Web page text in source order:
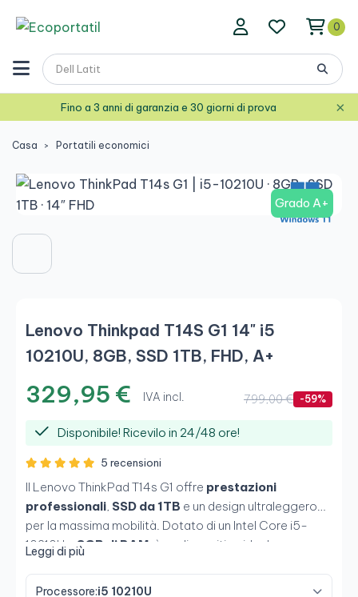
0
Fino a 3 anni di garanzia e 30 giorni di prova ×
Casa Portatili economici
Grado A+
Lenovo Thinkpad T14S G1 14" i5
10210U, 8GB, SSD 1TB, FHD, A+
329,95 € IVA incl. 799,00 € -59%
Disponibile! Ricevilo in 24/48 ore!
5 recensioni
Il Lenovo ThinkPad T14s G1 offre prestazioni
professionali, SSD da 1TB e un design ultraleggero
per la massima mobilità. Dotato di un Intel Core i5-
10210U e8GB di RAM , è un dispositivo ideale per
fluidità, autonomia e l’affidabilità tipica della gamma
Leggi di più
Processore:i5 10210U